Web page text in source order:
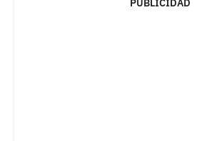
PUBLICIDAD